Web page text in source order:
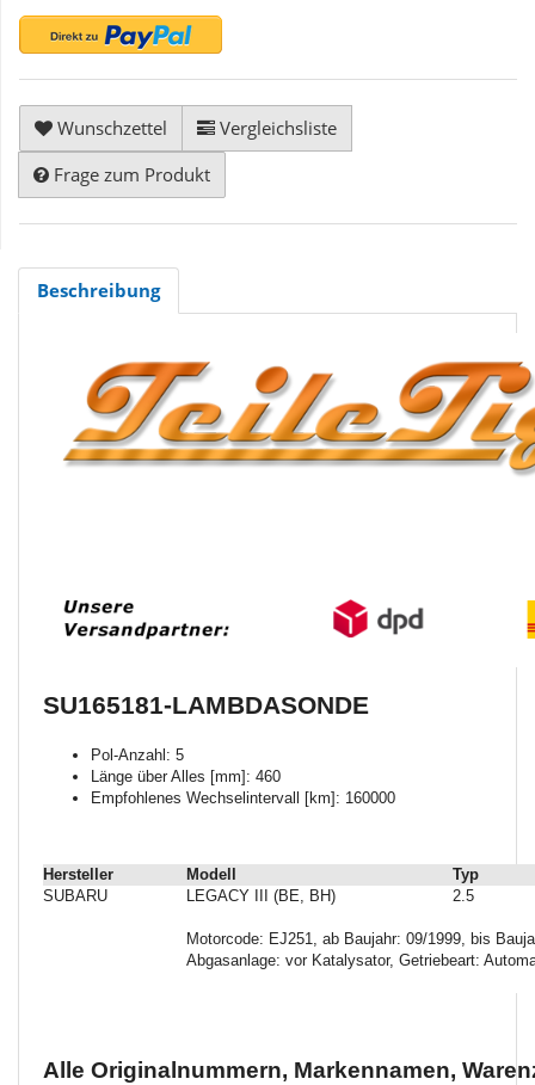
Wunschzettel
Vergleichsliste
Frage zum Produkt
Beschreibung
SU165181-LAMBDASONDE
Pol-Anzahl: 5
Länge über Alles [mm]: 460
Empfohlenes Wechselintervall [km]: 160000
Hersteller Modell
Typ
SUBARU
LEGACY III (BE, BH) 2.5
Motorcode: EJ251, ab Baujahr: 09/1999, bis
Abgasanlage: vor Katalysator, Getriebeart:
Alle Originalnummern, Markennamen,